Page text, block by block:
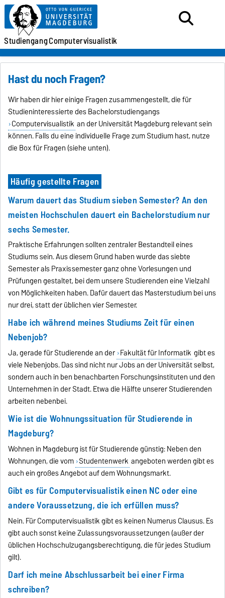
StudiengangComputervisualistik
Hast du noch Fragen?
Wir haben dir hier einige Fragen zusammengestellt, die für
Studieninteressierte des Bachelorstudiengangs
Computervisualistik an der Universität Magdeburg relevant sein
können. Falls du eine individuelle Frage zum Studium hast, nutze
die Box für Fragen (siehe unten).
Häufig gestellte Fragen
Warum dauert das Studium sieben Semester? An den
meisten Hochschulen dauert ein Bachelorstudium nur
sechs Semester.
Praktische Erfahrungen sollten zentraler Bestandteil eines
Studiums sein. Aus diesem Grund haben wurde das siebte
Semester als Praxissemester ganz ohne Vorlesungen und
Prüfungen gestaltet, bei dem unsere Studierenden eine Vielzahl
von Möglichkeiten haben. Dafür dauert das Masterstudium bei uns
nur drei, statt der üblichen vier Semester.
Habe ich während meines Studiums Zeit für einen
Nebenjob?
Ja, gerade für Studierende an der Fakultät für Informatik gibt es
viele Nebenjobs. Das sind nicht nur Jobs an der Universität selbst,
sondern auch in ben benachbarten Forschungsinstituten und den
Unternehmen in der Stadt. Etwa die Hälfte unserer Studierenden
arbeiten nebenbei.
Wie ist die Wohnungssituation für Studierende in
Magdeburg?
Wohnen in Magdeburg ist für Studierende günstig: Neben den
Wohnungen, die vom Studentenwerk angeboten werden gibt es
auch ein großes Angebot auf dem Wohnungsmarkt.
Gibt es für Computervisualistik einen NC oder eine
andere Voraussetzung, die ich erfüllen muss?
Nein. Für Computervisualistik gibt es keinen Numerus Clausus. Es
gibt auch sonst keine Zulassungsvoraussetzungen (außer der
üblichen Hochschulzugangsberechtigung, die für jedes Studium
gilt).
Darf ich meine Abschlussarbeit bei einer Firma
schreiben?